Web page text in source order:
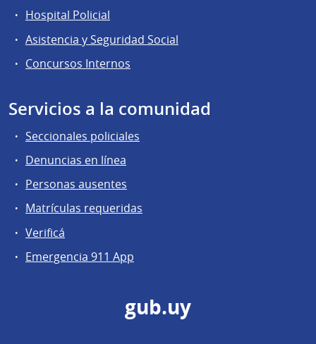
Hospital Policial
Asistencia y Seguridad Social
Concursos Internos
Servicios a la comunidad
Seccionales policiales
Denuncias en línea
Personas ausentes
Matrículas requeridas
Verificá
Emergencia 911 App
gub.uy